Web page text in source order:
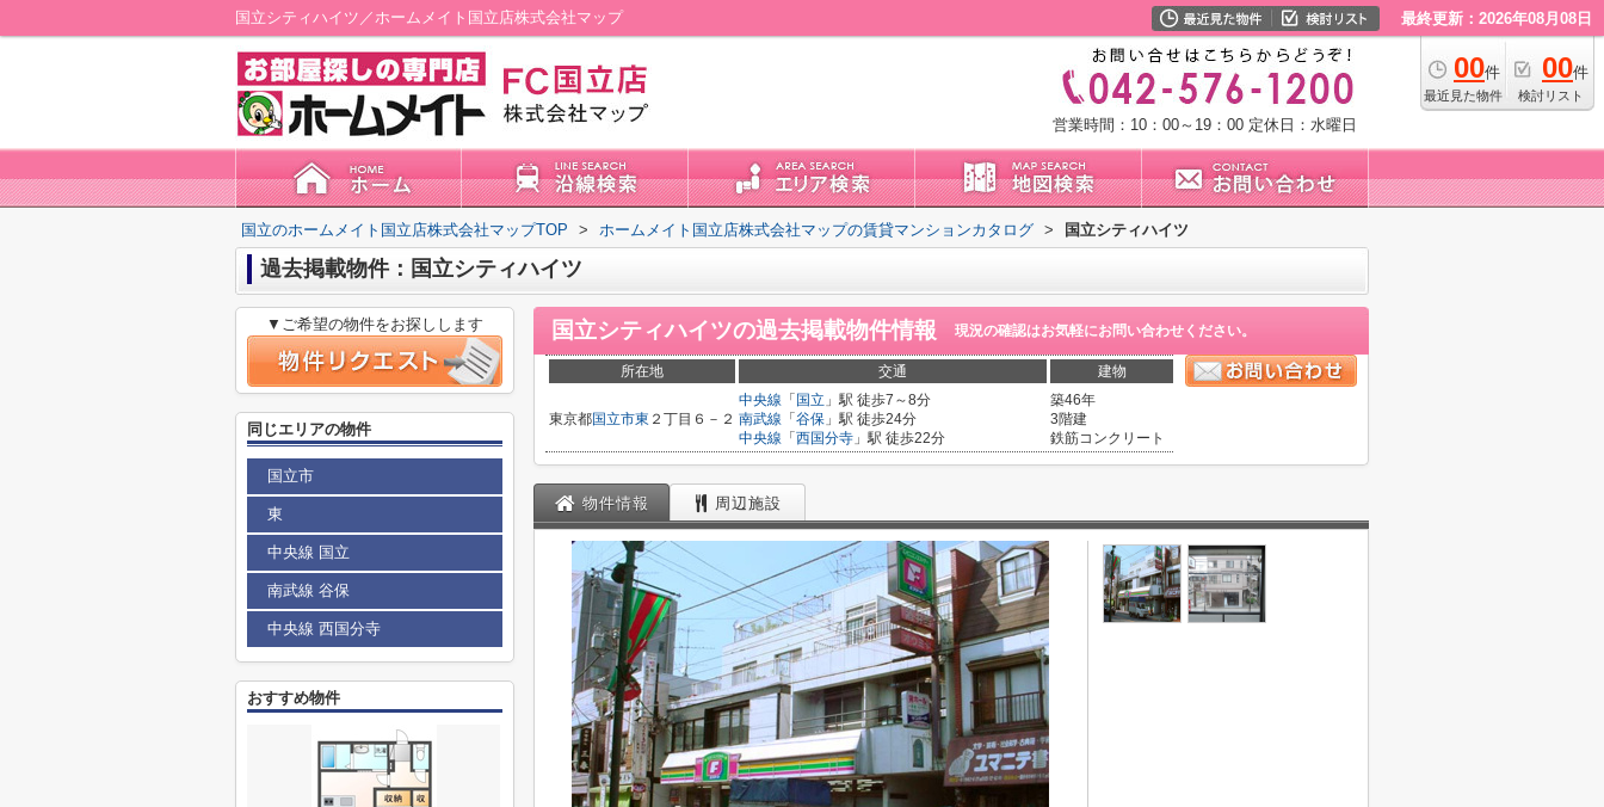
国立シティハイツ／ホームメイト国立店株式会社マップ 最終更新：2026年08月08日
00件
最近見た物件
00件
検討リスト
営業時間：10：00～19：00 定休日：水曜日
国立のホームメイト国立店株式会社マップTOP > ホームメイト国立店株式会社マップの賃貸マンションカタログ > 国立シティハイツ
過去掲載物件：国立シティハイツ
国立シティハイツの過去掲載物件情報 現況の確認はお気軽にお問い合わせください。
所在地 交通 建物
東京都国立市東 ２丁目６－２
中央線 「 国立 」駅 徒歩7～8分
南武線 「 谷保 」駅 徒歩24分
中央線 「 西国分寺 」駅 徒歩22分
築46年
3階建
鉄筋コンクリート
物件情報 周辺施設
▼ご希望の物件をお探しします
同じエリアの物件
国立市
東
中央線 国立
南武線 谷保
中央線 西国分寺
おすすめ物件